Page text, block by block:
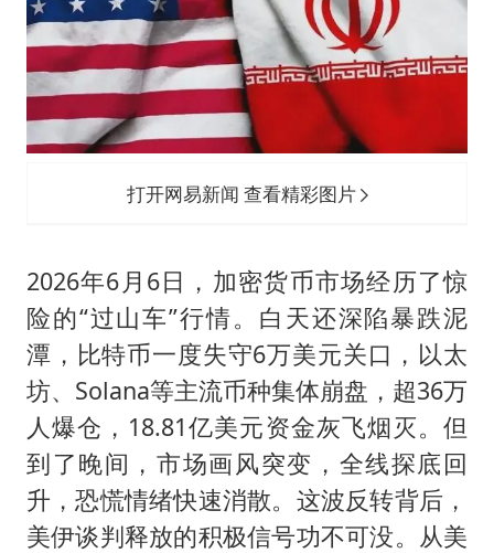
以军士兵把枪口对准中国记者
构建更高水平的全民健身公共服务体系
灌溉水坝被隔成鱼塘 村民投诉20余年
奋力开创中国式现代化建设新局面
打开网易新闻 查看精彩图片
2026年6月6日，加密货币市场经历了惊
险的“过山车”行情。白天还深陷暴跌泥
潭，比特币一度失守6万美元关口，以太
坊、Solana等主流币种集体崩盘，超36万
人爆仓，18.81亿美元资金灰飞烟灭。但
到了晚间，市场画风突变，全线探底回
升，恐慌情绪快速消散。这波反转背后，
美伊谈判释放的积极信号功不可没。从美